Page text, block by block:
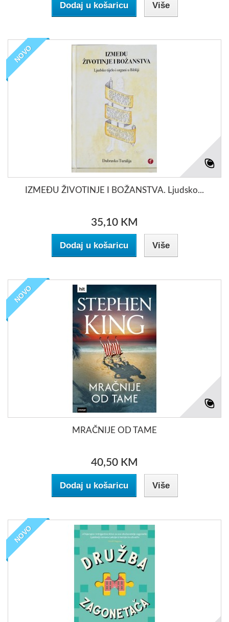
Dodaj u košaricu Više
NOVO
IZMEĐU ŽIVOTINJE I BOŽANSTVA. Ljudsko...
35,10 KM
Dodaj u košaricu Više
NOVO
MRAČNIJE OD TAME
40,50 KM
Dodaj u košaricu Više
NOVO